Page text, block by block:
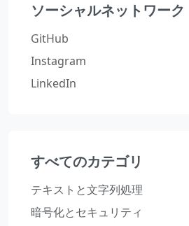
ソーシャルネットワーク
GitHub
Instagram
LinkedIn
すべてのカテゴリ
テキストと文字列処理
暗号化とセキュリティ